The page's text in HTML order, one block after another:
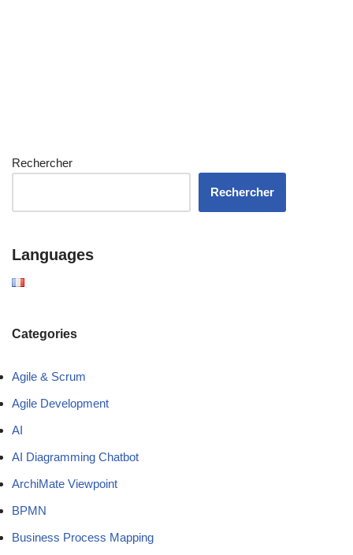
Rechercher
Rechercher
Languages
Categories
Agile & Scrum
Agile Development
AI
AI Diagramming Chatbot
ArchiMate Viewpoint
BPMN
Business Process Mapping